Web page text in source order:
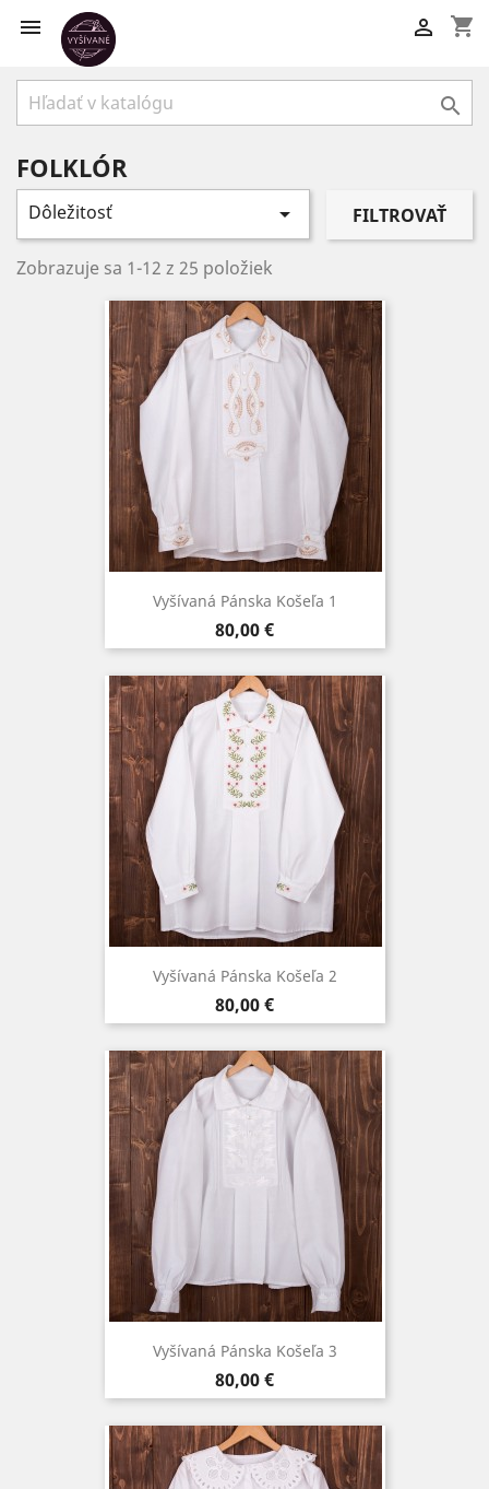
 shopping_cart


FOLKLÓR
Dôležitosť  FILTROVAŤ
Zobrazuje sa 1-12 z 25 položiek
Vyšívaná Pánska Košeľa 1
Cena
80,00 €
Vyšívaná Pánska Košeľa 2
Cena
80,00 €
Vyšívaná Pánska Košeľa 3
Cena
80,00 €